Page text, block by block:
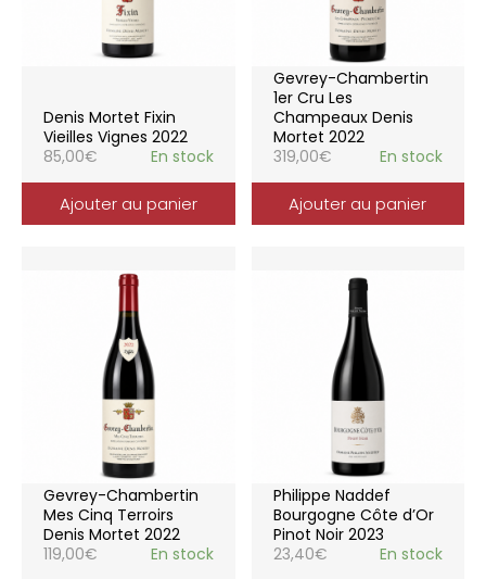
Denis Mortet Fixin
Vieilles Vignes 2022
85,00€ En stock
Ajouter au panier
Gevrey-Chambertin
1er Cru Les
Champeaux Denis
Mortet 2022
319,00€ En stock
Ajouter au panier
Gevrey-Chambertin
Mes Cinq Terroirs
Denis Mortet 2022
119,00€ En stock
Philippe Naddef
Bourgogne Côte d’Or
Pinot Noir 2023
23,40€ En stock